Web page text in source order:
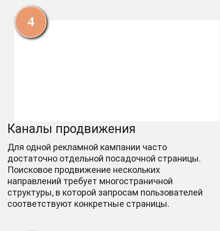
Каналы продвижения
Для одной рекламной кампании часто
достаточно отдельной посадочной страницы.
Поисковое продвижение нескольких
направлений требует многостраничной
структуры, в которой запросам пользователей
соответствуют конкретные страницы.